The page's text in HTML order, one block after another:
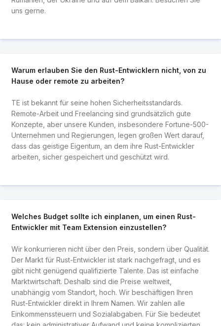
uns gerne.
Warum erlauben Sie den Rust-Entwicklern nicht, von zu
Hause oder remote zu arbeiten?
TE ist bekannt für seine hohen Sicherheitsstandards.
Remote-Arbeit und Freelancing sind grundsätzlich gute
Konzepte, aber unsere Kunden, insbesondere Fortune-500-
Unternehmen und Regierungen, legen großen Wert darauf,
dass das geistige Eigentum, an dem ihre Rust-Entwickler
arbeiten, sicher gespeichert und geschützt wird.
Welches Budget sollte ich einplanen, um einen Rust-
Entwickler mit Team Extension einzustellen?
Wir konkurrieren nicht über den Preis, sondern über Qualität.
Der Markt für Rust-Entwickler ist stark nachgefragt, und es
gibt nicht genügend qualifizierte Talente. Das ist einfache
Marktwirtschaft. Deshalb sind die Preise weltweit,
unabhängig vom Standort, hoch. Wir beschäftigen Ihren
Rust-Entwickler direkt in Ihrem Namen. Wir zahlen alle
Einkommenssteuern und Sozialabgaben. Für Sie bedeutet